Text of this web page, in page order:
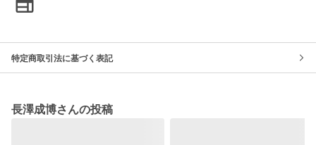
特定商取引法に基づく表記
長澤成博さんの投稿